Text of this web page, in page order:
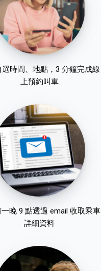
時間、地點，3 分鐘完成線
上預約叫車
晚 9 點透過 email 收取乘車
詳細資料